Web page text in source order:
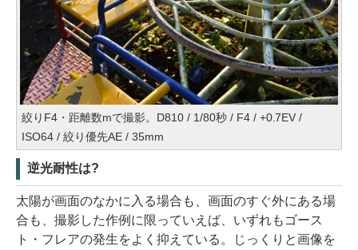
絞りF4・距離数mで撮影。D810 / 1/80秒 / F4 / +0.7EV /
ISO64 / 絞り優先AE / 35mm
逆光耐性は?
太陽が画面のなかに入る場合も、画面のすぐ外にある場
合も、撮影した作例に限っていえば、いずれもゴース
ト・フレアの発生をよく抑えている。じっくりと画像を